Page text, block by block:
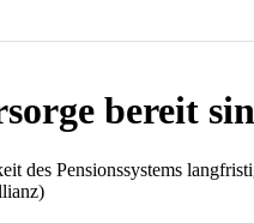
bereit
des Pensionssystems